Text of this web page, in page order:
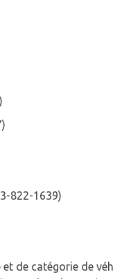
822-1639)
de catégorie de